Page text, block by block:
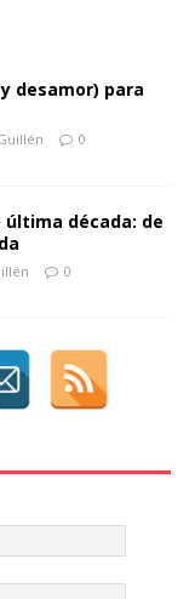
desamor) para
0
última década: de
0